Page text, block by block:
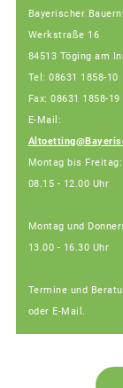
Bayerischer
Werkstraße 16
84513 Töging am
Tel: 08631 1858-10
Fax: 08631 1858-19
E-Mail:
Montag bis Freitag:
08.15 - 12.00 Uhr
Montag und
13.00 - 16.30 Uhr
Termine und
oder E-Mail.